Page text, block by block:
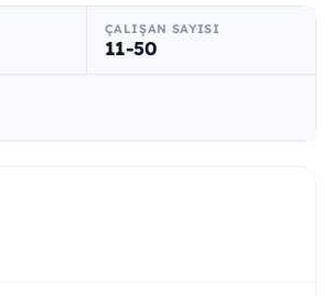
ÇALIŞAN SAYISI
11-50